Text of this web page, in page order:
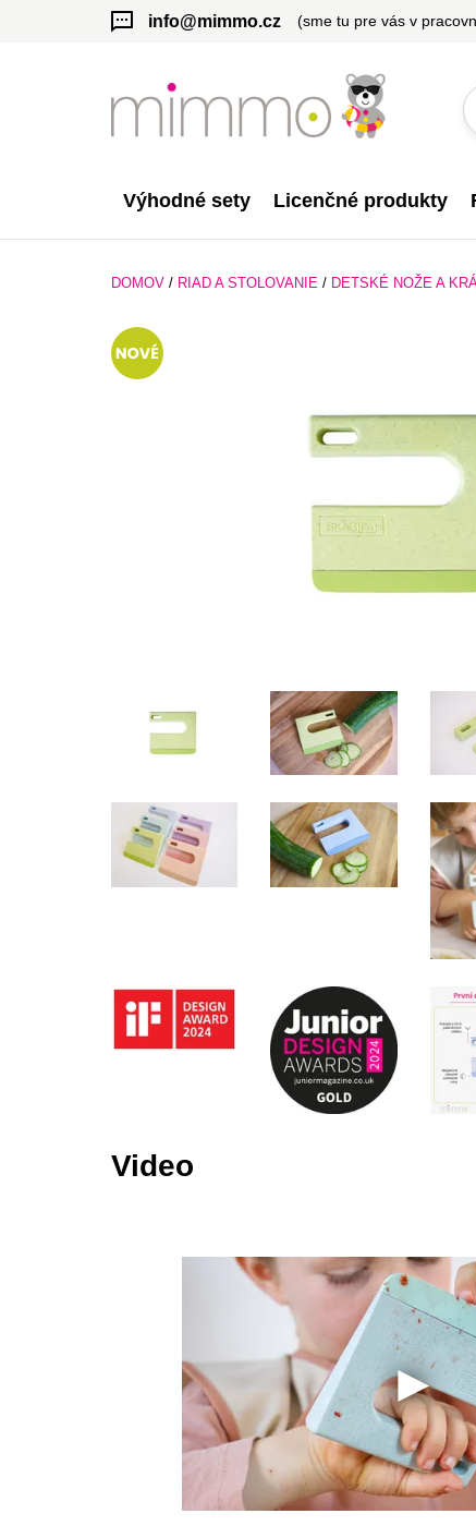
info@mimmo.cz (sme tu pre vás v
Výhodné sety Licenčné produkty
DOMOV / RIAD A STOLOVANIE / DETSKÉ NOŽE A
Video